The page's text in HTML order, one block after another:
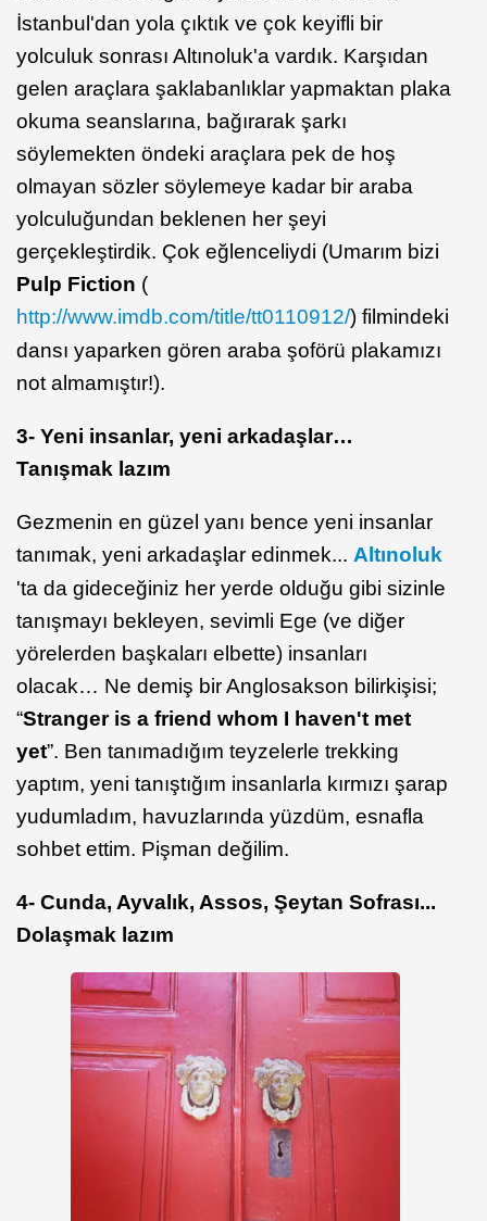
İstanbul'dan yola çıktık ve çok keyifli bir
yolculuk sonrası Altınoluk'a vardık. Karşıdan
gelen araçlara şaklabanlıklar yapmaktan plaka
okuma seanslarına, bağırarak şarkı
söylemekten öndeki araçlara pek de hoş
olmayan sözler söylemeye kadar bir araba
yolculuğundan beklenen her şeyi
gerçekleştirdik. Çok eğlenceliydi (Umarım bizi
Pulp Fiction (
http://www.imdb.com/title/tt0110912/) filmindeki
dansı yaparken gören araba şoförü plakamızı
not almamıştır!).
3- Yeni insanlar, yeni arkadaşlar…
Tanışmak lazım
Gezmenin en güzel yanı bence yeni insanlar
tanımak, yeni arkadaşlar edinmek... Altınoluk
'ta da gideceğiniz her yerde olduğu gibi sizinle
tanışmayı bekleyen, sevimli Ege (ve diğer
yörelerden başkaları elbette) insanları
olacak… Ne demiş bir Anglosakson bilirkişisi;
“Stranger is a friend whom I haven't met
yet”. Ben tanımadığım teyzelerle trekking
yaptım, yeni tanıştığım insanlarla kırmızı şarap
yudumladım, havuzlarında yüzdüm, esnafla
sohbet ettim. Pişman değilim.
4- Cunda, Ayvalık, Assos, Şeytan Sofrası...
Dolaşmak lazım